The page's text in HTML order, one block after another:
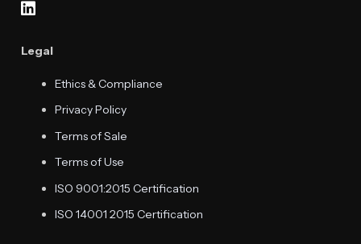
Legal
Ethics & Compliance
Privacy Policy
Terms of Sale
Terms of Use
ISO 9001:2015 Certification
ISO 14001 2015 Certification